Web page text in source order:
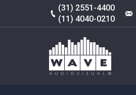
(31) 2551-4400
(11) 4040-0210